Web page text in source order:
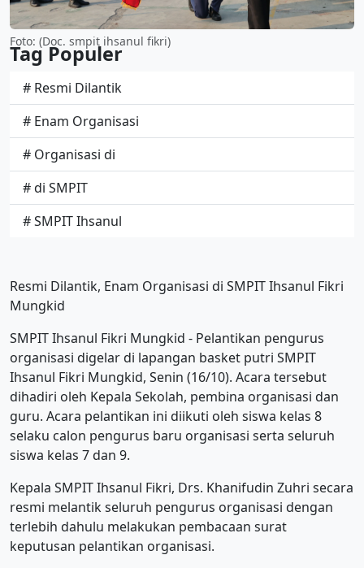
Foto: (Doc. smpit ihsanul fikri)
Tag Populer
# Resmi Dilantik
# Enam Organisasi
# Organisasi di
# di SMPIT
# SMPIT Ihsanul
Resmi Dilantik, Enam Organisasi di SMPIT Ihsanul Fikri
Mungkid
SMPIT Ihsanul Fikri Mungkid - Pelantikan pengurus
organisasi digelar di lapangan basket putri SMPIT
Ihsanul Fikri Mungkid, Senin (16/10). Acara tersebut
dihadiri oleh Kepala Sekolah, pembina organisasi dan
guru. Acara pelantikan ini diikuti oleh siswa kelas 8
selaku calon pengurus baru organisasi serta seluruh
siswa kelas 7 dan 9.
Kepala SMPIT Ihsanul Fikri, Drs. Khanifudin Zuhri secara
resmi melantik seluruh pengurus organisasi dengan
terlebih dahulu melakukan pembacaan surat
keputusan pelantikan organisasi.